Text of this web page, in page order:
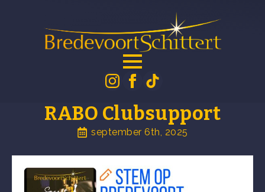
RABO Clubsupport
september 6th, 2025